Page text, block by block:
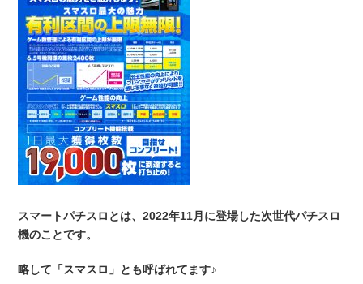
スマートパチスロとは、2022年11月に登場した次世代パチスロ
機のことです。
略して「スマスロ」とも呼ばれてます♪